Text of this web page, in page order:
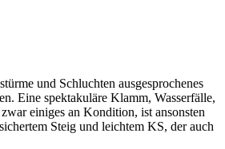
und Schluchten ausgesprochenes
Eine spektakuläre Klamm, Wasserfälle,
einiges an Kondition, ist ansonsten
Steig und leichtem KS, der auch